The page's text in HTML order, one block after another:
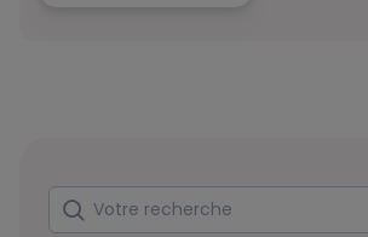
Rechercher
Votre recherche